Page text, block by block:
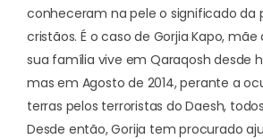
conheceram na pele o significado da
cristãos. É o caso de Gorjia Kapo, mãe
sua família vive em Qaraqosh desde
mas em Agosto de 2014, perante a
terras pelos terroristas do Daesh,
Desde então, Gorija tem procurado